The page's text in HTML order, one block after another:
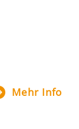
Mehr Info